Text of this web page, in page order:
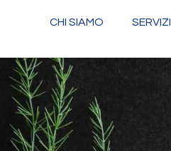
CHI SIAMO SERVIZI